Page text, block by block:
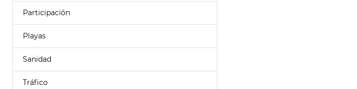
Participación
Playas
Sanidad
Tráfico